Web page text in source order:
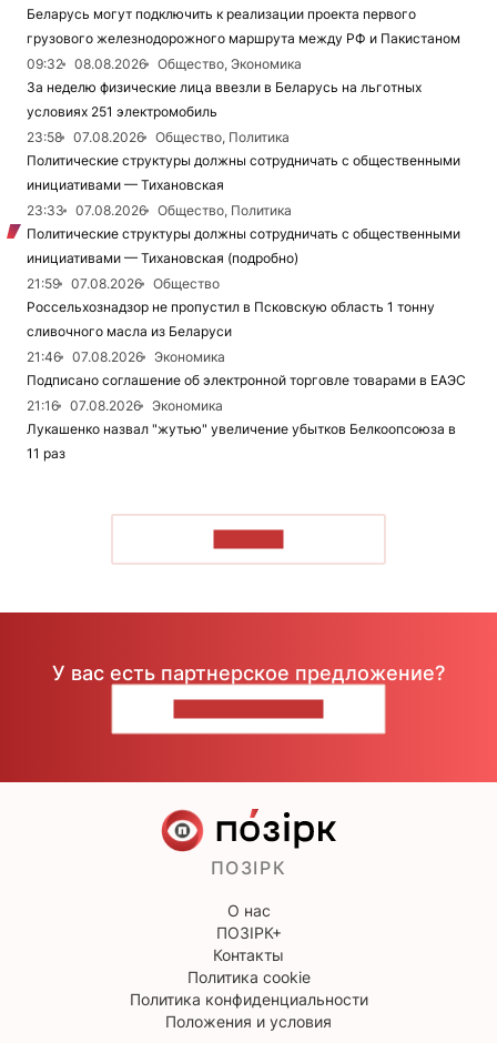
Беларусь могут подключить к реализации проекта первого
грузового железнодорожного маршрута между РФ и Пакистаном
09:32
08.08.2026
Общество, Экономика
За неделю физические лица ввезли в Беларусь на льготных
условиях 251 электромобиль
23:58
07.08.2026
Общество, Политика
Политические структуры должны сотрудничать с общественными
инициативами — Тихановская
23:33
07.08.2026
Общество, Политика
Политические структуры должны сотрудничать с общественными
инициативами — Тихановская (подробно)
21:59
07.08.2026
Общество
Россельхознадзор не пропустил в Псковскую область 1 тонну
сливочного масла из Беларуси
21:46
07.08.2026
Экономика
Подписано соглашение об электронной торговле товарами в ЕАЭС
21:16
07.08.2026
Экономика
Лукашенко назвал "жутью" увеличение убытков Белкоопсоюза в
11 раз
У вас есть партнерское предложение?
ПОЗІРК
О нас
ПОЗІРК+
Контакты
Политика cookie
Политика конфиденциальности
Положения и условия